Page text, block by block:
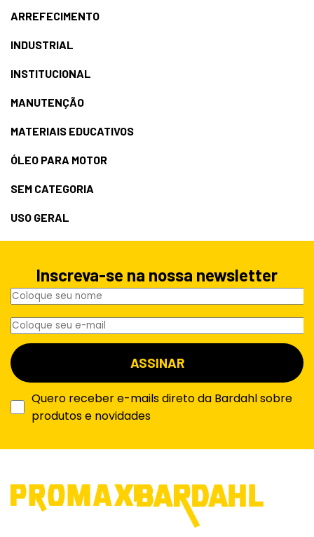
ARREFECIMENTO
INDUSTRIAL
INSTITUCIONAL
MANUTENÇÃO
MATERIAIS EDUCATIVOS
ÓLEO PARA MOTOR
SEM CATEGORIA
USO GERAL
Inscreva-se na nossa newsletter
Quero receber e-mails direto da Bardahl sobre
produtos e novidades